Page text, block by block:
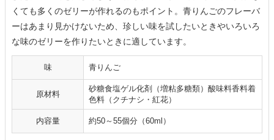
くても多くのゼリーが作れるのもポイント。青りんごのフレーバ
ーはあまり見かけないため、珍しい味を試したいときやいろいろ
な味のゼリーを作りたいときに適しています。
味 青りんご
原材料
砂糖食塩ゲル化剤（増粘多糖類）酸味料香料着
色料（クチナシ・紅花）
内容量 約50～55個分（60ml）